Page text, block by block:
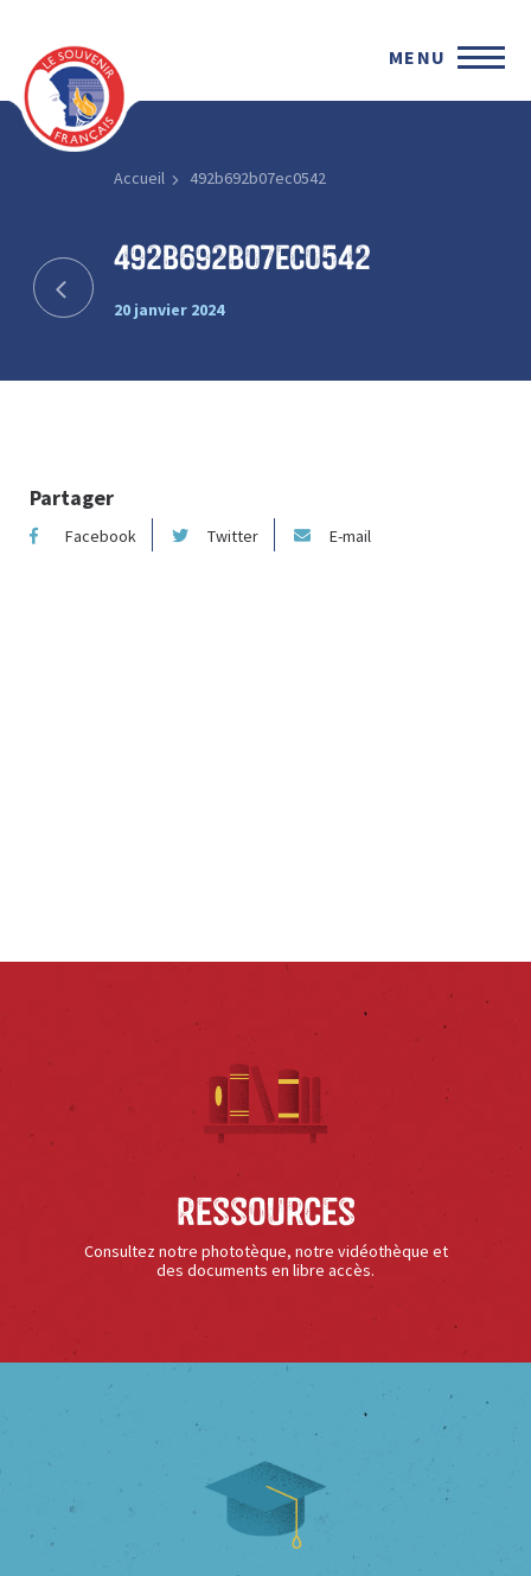
MENU
Accueil 492b692b07ec0542
492b692b07ec0542
20 janvier 2024
Partager
Facebook Twitter E-mail
Ressources
Consultez notre phototèque, notre vidéothèque et
des documents en libre accès.